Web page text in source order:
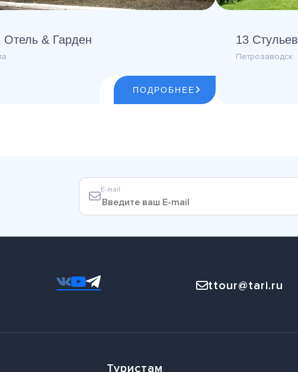
Отель & Гарден
ПОДРОБНЕЕ
13 Стульев
Петрозаводск
E-mail
ttour@tari.ru
Туристам